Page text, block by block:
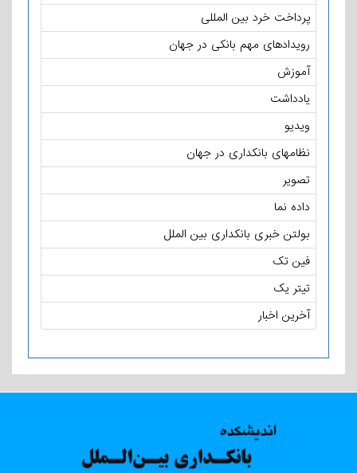
پرداخت خرد بین المللی
رویدادهای مهم بانکی در جهان
آموزش
یادداشت
ویدیو
نظامهای بانکداری در جهان
تصویر
داده نما
بولتن خبری بانکداری بین الملل
فین تک
تیتر یک
آخرین اخبار